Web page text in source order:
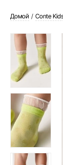
Домой Conte